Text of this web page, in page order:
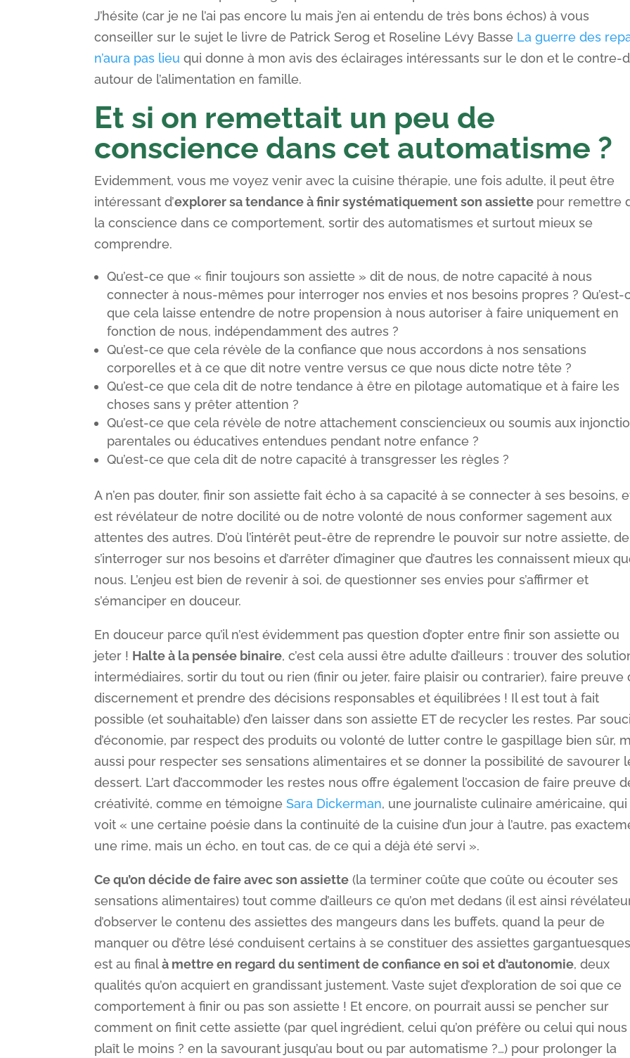
J’hésite (car je ne l’ai pas encore lu mais j’en ai entendu de très bons échos) à vous
conseiller sur le sujet le livre de Patrick Serog et Roseline Lévy Basse La guerre des
n’aura pas lieu qui donne à mon avis des éclairages intéressants sur le don et le contre-
autour de l’alimentation en famille.
Et si on remettait un peu de
conscience dans cet automatisme ?
Evidemment, vous me voyez venir avec la cuisine thérapie, une fois adulte, il peut être
intéressant d’explorer sa tendance à finir systématiquement son assiette pour remettre
la conscience dans ce comportement, sortir des automatismes et surtout mieux se
comprendre.
Qu’est-ce que « finir toujours son assiette » dit de nous, de notre capacité à nous
connecter à nous-mêmes pour interroger nos envies et nos besoins propres ? Qu’est-
que cela laisse entendre de notre propension à nous autoriser à faire uniquement en
fonction de nous, indépendamment des autres ?
Qu’est-ce que cela révèle de la confiance que nous accordons à nos sensations
corporelles et à ce que dit notre ventre versus ce que nous dicte notre tête ?
Qu’est-ce que cela dit de notre tendance à être en pilotage automatique et à faire les
choses sans y prêter attention ?
Qu’est-ce que cela révèle de notre attachement consciencieux ou soumis aux
parentales ou éducatives entendues pendant notre enfance ?
Qu’est-ce que cela dit de notre capacité à transgresser les règles ?
A n’en pas douter, finir son assiette fait écho à sa capacité à se connecter à ses besoins,
est révélateur de notre docilité ou de notre volonté de nous conformer sagement aux
attentes des autres. D’où l’intérêt peut-être de reprendre le pouvoir sur notre assiette, de
s’interroger sur nos besoins et d’arrêter d’imaginer que d’autres les connaissent mieux
nous. L’enjeu est bien de revenir à soi, de questionner ses envies pour s’affirmer et
s’émanciper en douceur.
En douceur parce qu’il n’est évidemment pas question d’opter entre finir son assiette ou
jeter ! Halte à la pensée binaire, c’est cela aussi être adulte d’ailleurs : trouver des
intermédiaires, sortir du tout ou rien (finir ou jeter, faire plaisir ou contrarier), faire preuve
discernement et prendre des décisions responsables et équilibrées ! Il est tout à fait
possible (et souhaitable) d’en laisser dans son assiette ET de recycler les restes. Par souci
d’économie, par respect des produits ou volonté de lutter contre le gaspillage bien sûr,
aussi pour respecter ses sensations alimentaires et se donner la possibilité de savourer
dessert. L’art d’accommoder les restes nous offre également l’occasion de faire preuve
créativité, comme en témoigneSara Dickerman, une journaliste culinaire américaine, qui
voit « une certaine poésie dans la continuité de la cuisine d’un jour à l’autre, pas
une rime, mais un écho, en tout cas, de ce qui a déjà été servi ».
Ce qu’on décide de faire avec son assiette (la terminer coûte que coûte ou écouter ses
sensations alimentaires) tout comme d’ailleurs ce qu’on met dedans (il est ainsi
d’observer le contenu des assiettes des mangeurs dans les buffets, quand la peur de
manquer ou d’être lésé conduisent certains à se constituer des assiettes
est au finalà mettre en regard du sentiment de confiance en soi et d’autonomie, deux
qualités qu’on acquiert en grandissant justement. Vaste sujet d’exploration de soi que ce
comportement à finir ou pas son assiette ! Et encore, on pourrait aussi se pencher sur
comment on finit cette assiette (par quel ingrédient, celui qu’on préfère ou celui qui nous
plaît le moins ? en la savourant jusqu’au bout ou par automatisme ?…) pour prolonger la